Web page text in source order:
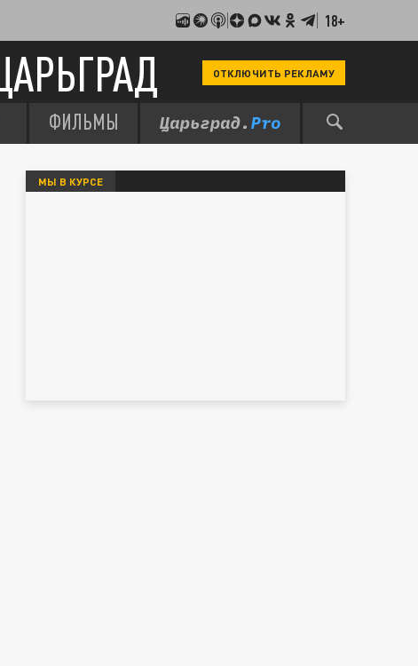
18+
ОТКЛЮЧИТЬ РЕКЛАМУ
ФИЛЬМЫ
МЫ В КУРСЕ